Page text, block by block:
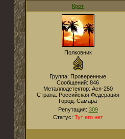
Крот
Полковник
Группа: Проверенные
Сообщений: 846
Металлодетектор: Ася-250
Страна: Российская Федерация
Город: Самара
Репутация: 309
Статус: Тут его нет